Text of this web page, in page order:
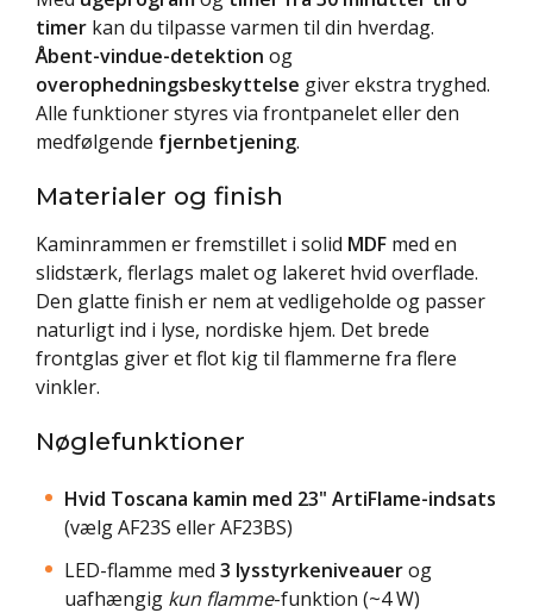
timer kan du tilpasse varmen til din hverdag.
Åbent-vindue-detektion og
overophedningsbeskyttelse giver ekstra tryghed.
Alle funktioner styres via frontpanelet eller den
medfølgende fjernbetjening.
Materialer og finish
Kaminrammen er fremstillet i solid MDF med en
slidstærk, flerlags malet og lakeret hvid overflade.
Den glatte finish er nem at vedligeholde og passer
naturligt ind i lyse, nordiske hjem. Det brede
frontglas giver et flot kig til flammerne fra flere
vinkler.
Nøglefunktioner
Hvid Toscana kamin med 23" ArtiFlame-indsats
(vælg AF23S eller AF23BS)
LED-flamme med 3 lysstyrkeniveauerog
uafhængig kun flamme-funktion (~4 W)